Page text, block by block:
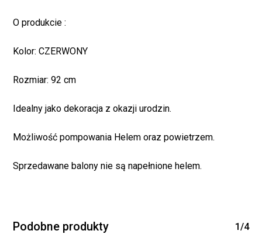
Brak produktów w
O produkcie :
Kolor: CZERWONY
Rozmiar: 92 cm
Idealny jako dekoracja z okazji urodzin.
Możliwość pompowania Helem oraz powietrzem.
Sprzedawane balony nie są napełnione helem.
Podobne produkty 1/4